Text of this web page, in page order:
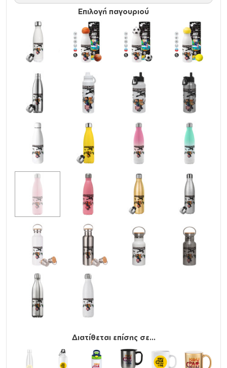
διπλό τοίχωμα και κενό αέρος διατηρεί τα ροφήματα
κρύα για 24 ώρες και ζεστά για 12 ώρες. Η θερμοκρασία
δεν μεταφέρεται στο εξωτερικό τοίχωμα, χαρίζοντας
άνετο κράτημα και απόλαυση.
Στεγανότητα και Εργονομία:Το βιδωτό καπάκι με
αεροστεγές κλείσιμο διασφαλίζει 100% στεγανότητα,
ενώ η εργονομική σχεδίαση κάνει τη χρήση εύκολη και
άνετη.
Φιλοπεριβαλλοντική Συνείδηση:Το Παγουρίνο
το περιβάλλον. Η ανακυκλώσιμη κατασκευή του και η
απουσία ουσιών BPA το καθιστούν μια επιλογή με
σεβασμό στη φύση.
Χαρακτηριστικά
Υλικό: Ανοξείδωτο ατσάλι (304) μέσα και έξω,
stainless steel
Χωρητικότητα : 500ml / 17oz
Χρήση : ΖΕΣΤΑ, ΚΡΥΟ
Καπάκι
Όξινα: NAI
Δεν γίνεται υγροποιήση (Δεν ιδρώνει)
BPA Free (χωρίς την βλαβερή ουσία Δισφαινόλη Α)
Προηγμένη μόνωση διπλού τοιχώματος με κενό αέρος.
Δεν μεταφέρεται η θερμοκρασία του ροφήματος στο
εξωτερικό τοίχωμα.
Βιδωτό καπάκι με αεροστεγές και χωρίς διαρροές
κλείσιμο
Ανακυκλώσιμο
Επιλογή παγουριού
Διατίθεται επίσης σε...